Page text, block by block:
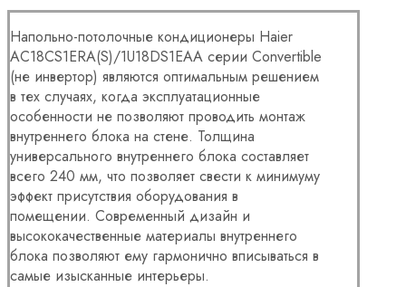
Напольно-потолочные кондиционеры Haier
AC18CS1ERA(S)/1U18DS1EAA серии Convertible
(не инвертор) являются оптимальным решением
в тех случаях, когда эксплуатационные
особенности не позволяют проводить монтаж
внутреннего блока на стене. Толщина
универсального внутреннего блока составляет
всего 240 мм, что позволяет свести к минимуму
эффект присутствия оборудования в
помещении. Современный дизайн и
высококачественные материалы внутреннего
блока позволяют ему гармонично вписываться в
самые изысканные интерьеры.